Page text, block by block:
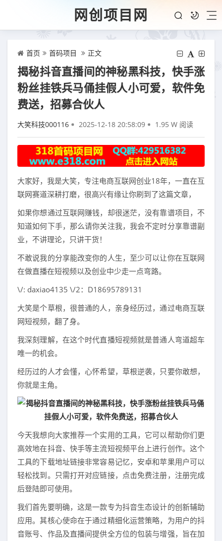
网创项目网
首页 首码项目 正文
揭秘抖音直播间的神秘黑科技，快手涨
粉丝挂铁兵马俑挂假人小可爱，软件免
费送，招募合伙人
大笑科技000116 2025-12-18 20:58:09 1.95 W 阅读
大家好，我是大笑，专注电商互联网创业18年，一直在互
联网赛道深耕打磨，很高兴有缘让你刷到了这篇文章，
如果你想通过互联网赚钱，却很迷茫，没有靠谱项目，不
知道如何下手，那么请你关注我，我会不定时分享靠谱副
业，不讲理论，只讲干货！
不敢说我的分享能改变你的人生，至少可以让你在互联网
在做直播在短视频以及创业中少走一点弯路。
\/: daxiao4135 \/2：D18695789131
大笑是个草根，很普通的人，亲身经历过，通过电商互联
网短视频，翻了身。
我深刻理解，在这个时代直播短视频就是普通人弯道超车
唯一的机会。
经历过的人才会懂，心怀希望，草根逆袭，只要你敢想，
你就是主角。
今天我想向大家推荐一个实用的工具，它可以帮助你们更
高效地在抖音、快手等主流短视频平台上进行创作。这个
工具的下载地址链接非常容易记忆，安卓和苹果用户可以
轻松找到。只需打开对应链接，点击免费注册，注册完成
后登陆即可使用。
我们首先要明确，这是一款专为抖音生态设计的创新辅助
应用。其核心使命在于通过精细化运营策略，为用户的抖
音账号、作品及直播间提供全方位的包装与增强，旨在加